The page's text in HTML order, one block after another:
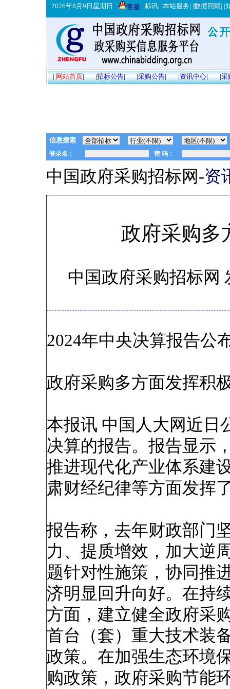
2026年8月9日星期日 客服 |标讯| |本站服务| |数据回顾| |
|网站首页| |招标公告| |采购公告| |资讯中心| |采
信息搜索
中国政府采购招标网-资
政府采购多
中国政府采购招标网
2024年中央决算报告公
政府采购多方面发挥积
本报讯 中国人大网近日
决算的报告。报告显示
推进现代化产业体系建
肃财经纪律等方面发挥
报告称，去年财政部门
力、提质增效，加大逆
题针对性施策，协同推
济明显回升向好。在持
方面，建立健全政府采
首台（套）重大技术装
政策。在加强生态环境
购政策，政府采购节能